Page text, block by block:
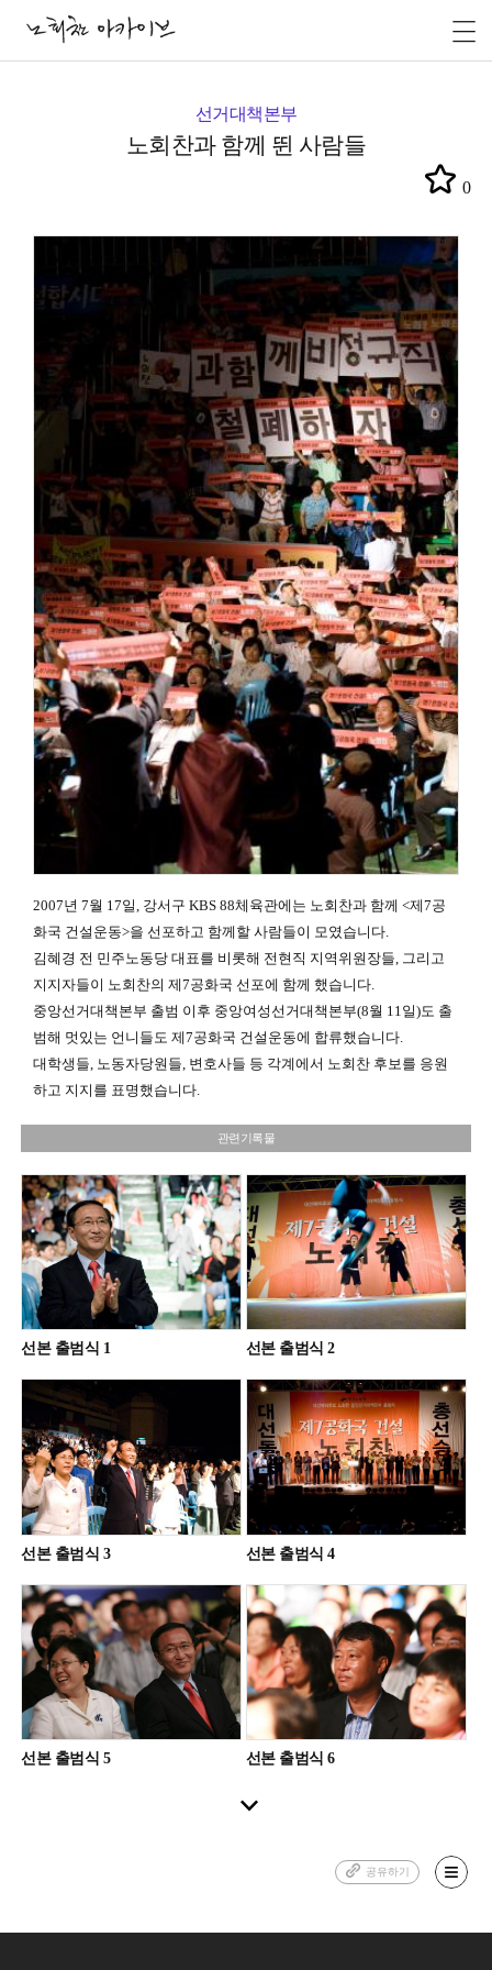
선거대책본부
노회찬과 함께 뛴 사람들
0
2007년 7월 17일, 강서구 KBS 88체육관에는 노회찬과 함께 <제7공
화국 건설운동>을 선포하고 함께할 사람들이 모였습니다.
김혜경 전 민주노동당 대표를 비롯해 전현직 지역위원장들, 그리고
지지자들이 노회찬의 제7공화국 선포에 함께 했습니다.
중앙선거대책본부 출범 이후 중앙여성선거대책본부(8월 11일)도 출
범해 멋있는 언니들도 제7공화국 건설운동에 합류했습니다.
대학생들, 노동자당원들, 변호사들 등 각계에서 노회찬 후보를 응원
하고 지지를 표명했습니다.
관련기록물
선본 출범식 1 선본 출범식 2
선본 출범식 3 선본 출범식 4
선본 출범식 5 선본 출범식 6
공유하기